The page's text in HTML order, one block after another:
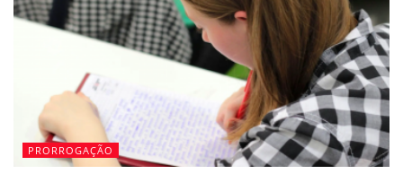
PRORROGAÇÃO